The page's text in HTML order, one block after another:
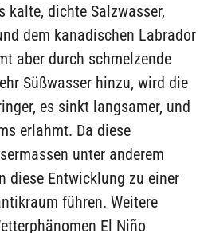
kalte, dichte Salzwasser,
dem kanadischen Labrador
aber durch schmelzende
Süßwasser hinzu, wird die
es sinkt langsamer, und
erlahmt. Da diese
unter anderem
diese Entwicklung zu einer
führen. Weitere
El Niño